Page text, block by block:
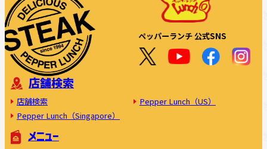
ペッパーランチ 公式SNS
店舗検索
店舗検索
Pepper Lunch（US）
Pepper Lunch（Singapore）
メニュー